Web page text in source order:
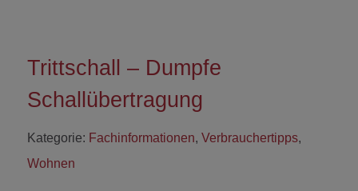
Trittschall – Dumpfe
Schallübertragung
Kategorie: Fachinformationen, Verbrauchertipps,
Wohnen